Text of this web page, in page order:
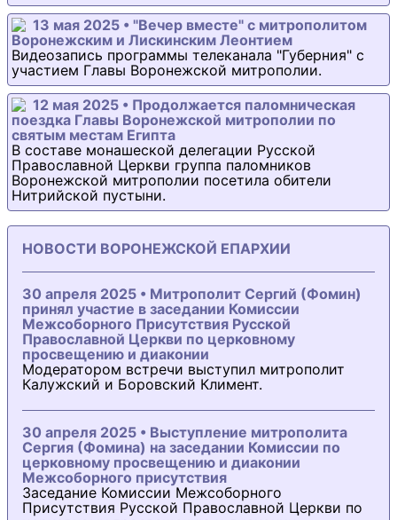
13 мая 2025 • "Вечер вместе" с митрополитом
Воронежским и Лискинским Леонтием
Видеозапись программы телеканала "Губерния" с
участием Главы Воронежской митрополии.
12 мая 2025 • Продолжается паломническая
поездка Главы Воронежской митрополии по
святым местам Египта
В составе монашеской делегации Русской
Православной Церкви группа паломников
Воронежской митрополии посетила обители
Нитрийской пустыни.
НОВОСТИ ВОРОНЕЖСКОЙ ЕПАРХИИ
30 апреля 2025 • Митрополит Сергий (Фомин)
принял участие в заседании Комиссии
Межсоборного Присутствия Русской
Православной Церкви по церковному
просвещению и диаконии
Модератором встречи выступил митрополит
Калужский и Боровский Климент.
30 апреля 2025 • Выступление митрополита
Сергия (Фомина) на заседании Комиссии по
церковному просвещению и диаконии
Межсоборного присутствия
Заседание Комиссии Межсоборного
Присутствия Русской Православной Церкви по